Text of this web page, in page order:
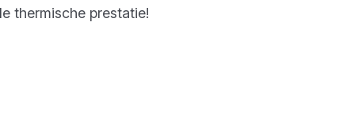
thermische prestatie!